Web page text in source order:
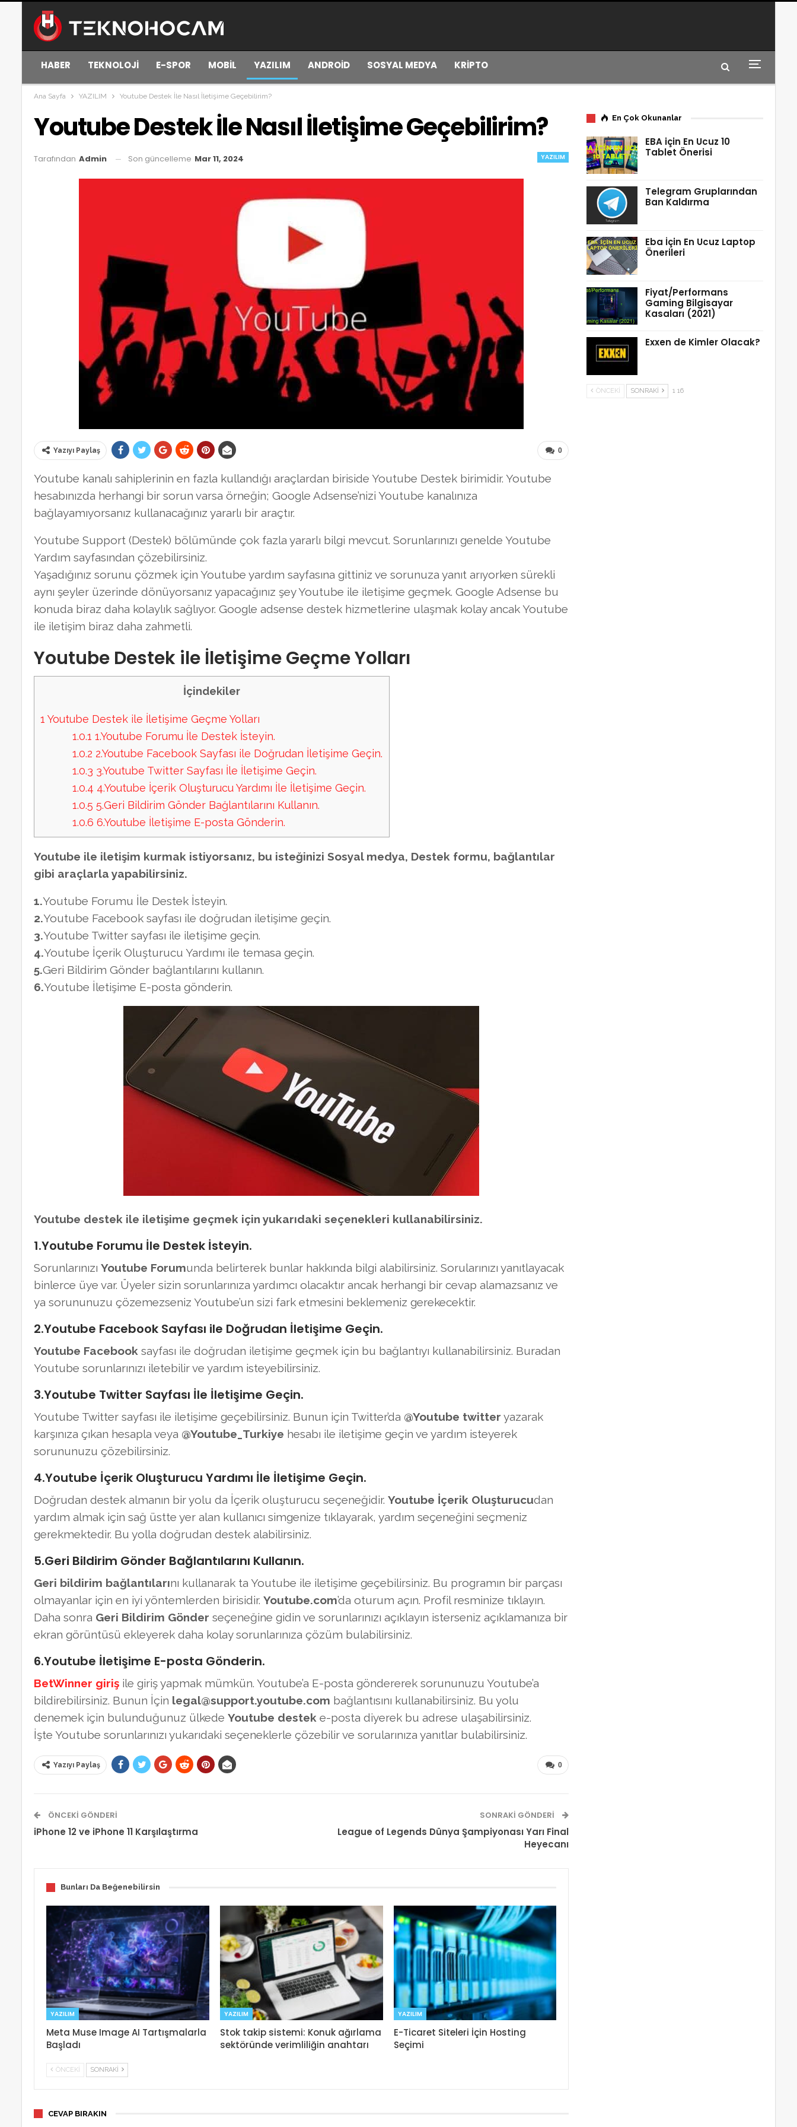
HABER TEKNOLOJİ E-SPOR MOBİL YAZILIM ANDROİD SOSYAL MEDYA KRİPTO
Ana Sayfa YAZILIM Youtube Destek İle Nasıl İletişime Geçebilirim?
Youtube Destek İle Nasıl İletişime Geçebilirim?
YAZILIM
Tarafından Admin Son güncelleme Mar 11, 2024
0
Yazıyı Paylaş
Youtube kanalı sahiplerinin en fazla kullandığı araçlardan biriside Youtube Destek birimidir. Youtube
hesabınızda herhangi bir sorun varsa örneğin; Google Adsense’nizi Youtube kanalınıza
bağlayamıyorsanız kullanacağınız yararlı bir araçtır.
Youtube Support (Destek) bölümünde çok fazla yararlı bilgi mevcut. Sorunlarınızı genelde Youtube
Yardım sayfasından çözebilirsiniz.
Yaşadığınız sorunu çözmek için Youtube yardım sayfasına gittiniz ve sorunuza yanıt arıyorken sürekli
aynı şeyler üzerinde dönüyorsanız yapacağınız şey Youtube ile iletişime geçmek. Google Adsense bu
konuda biraz daha kolaylık sağlıyor. Google adsense destek hizmetlerine ulaşmak kolay ancak Youtube
ile iletişim biraz daha zahmetli.
Youtube Destek ile İletişime Geçme Yolları
İçindekiler
1 Youtube Destek ile İletişime Geçme Yolları
1.0.1 1.Youtube Forumu İle Destek İsteyin.
1.0.2 2.Youtube Facebook Sayfası ile Doğrudan İletişime Geçin.
1.0.3 3.Youtube Twitter Sayfası İle İletişime Geçin.
1.0.4 4.Youtube İçerik Oluşturucu Yardımı İle İletişime Geçin.
1.0.5 5.Geri Bildirim Gönder Bağlantılarını Kullanın.
1.0.6 6.Youtube İletişime E-posta Gönderin.
Youtube ile iletişim kurmak istiyorsanız, bu isteğinizi Sosyal medya, Destek formu, bağlantılar
gibi araçlarla yapabilirsiniz.
1.Youtube Forumu İle Destek İsteyin.
2.Youtube Facebook sayfası ile doğrudan iletişime geçin.
3.Youtube Twitter sayfası ile iletişime geçin.
4.Youtube İçerik Oluşturucu Yardımı ile temasa geçin.
5.Geri Bildirim Gönder bağlantılarını kullanın.
6.Youtube İletişime E-posta gönderin.
Youtube destek ile iletişime geçmek için yukarıdaki seçenekleri kullanabilirsiniz.
1.Youtube Forumu İle Destek İsteyin.
Sorunlarınızı Youtube Forumunda belirterek bunlar hakkında bilgi alabilirsiniz. Sorularınızı yanıtlayacak
binlerce üye var. Üyeler sizin sorunlarınıza yardımcı olacaktır ancak herhangi bir cevap alamazsanız ve
ya sorununuzu çözemezseniz Youtube’un sizi fark etmesini beklemeniz gerekecektir.
2.Youtube Facebook Sayfası ile Doğrudan İletişime Geçin.
Youtube Facebook sayfası ile doğrudan iletişime geçmek için bu bağlantıyı kullanabilirsiniz. Buradan
Youtube sorunlarınızı iletebilir ve yardım isteyebilirsiniz.
3.Youtube Twitter Sayfası İle İletişime Geçin.
Youtube Twitter sayfası ile iletişime geçebilirsiniz. Bunun için Twitter’da @Youtube twitter yazarak
karşınıza çıkan hesapla veya @Youtube_Turkiye hesabı ile iletişime geçin ve yardım isteyerek
sorununuzu çözebilirsiniz.
4.Youtube İçerik Oluşturucu Yardımı İle İletişime Geçin.
Doğrudan destek almanın bir yolu da İçerik oluşturucu seçeneğidir. Youtube İçerik Oluşturucudan
yardım almak için sağ üstte yer alan kullanıcı simgenize tıklayarak, yardım seçeneğini seçmeniz
gerekmektedir. Bu yolla doğrudan destek alabilirsiniz.
5.Geri Bildirim Gönder Bağlantılarını Kullanın.
Geri bildirim bağlantılarını kullanarak ta Youtube ile iletişime geçebilirsiniz. Bu programın bir parçası
olmayanlar için en iyi yöntemlerden birisidir. Youtube.com’da oturum açın. Profil resminize tıklayın.
Daha sonra Geri Bildirim Gönder seçeneğine gidin ve sorunlarınızı açıklayın isterseniz açıklamanıza bir
ekran görüntüsü ekleyerek daha kolay sorunlarınıza çözüm bulabilirsiniz.
6.Youtube İletişime E-posta Gönderin.
BetWinner giriş ile giriş yapmak mümkün. Youtube’a E-posta göndererek sorununuzu Youtube’a
bildirebilirsiniz. Bunun İçin legal@support.youtube.com bağlantısını kullanabilirsiniz. Bu yolu
denemek için bulunduğunuz ülkede Youtube destek e-posta diyerek bu adrese ulaşabilirsiniz.
İşte Youtube sorunlarınızı yukarıdaki seçeneklerle çözebilir ve sorularınıza yanıtlar bulabilirsiniz.
0
Yazıyı Paylaş
ÖNCEKI GÖNDERI
iPhone 12 ve iPhone 11 Karşılaştırma
SONRAKI GÖNDERI
League of Legends Dünya Şampiyonası Yarı Final
Heyecanı
Bunları Da Beğenebilirsin
YAZILIM
Meta Muse Image AI Tartışmalarla
Başladı
YAZILIM
Stok takip sistemi: Konuk ağırlama
sektöründe verimliliğin anahtarı
YAZILIM
E-Ticaret Siteleri İçin Hosting
Seçimi
ÖNCEKI SONRAKI
CEVAP BIRAKIN
En Çok Okunanlar
EBA için En Ucuz 10
Tablet Önerisi
Telegram Gruplarından
Ban Kaldırma
Eba İçin En Ucuz Laptop
Önerileri
Fiyat/Performans
Gaming Bilgisayar
Kasaları (2021)
Exxen de Kimler Olacak?
ÖNCEKI SONRAKI 1 16